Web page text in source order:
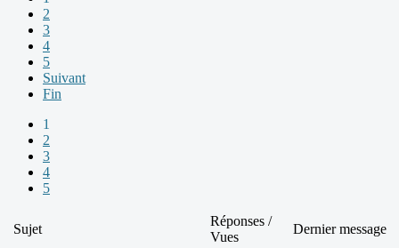
2
3
4
5
Suivant
Fin
1
2
3
4
5
Sujet
Réponses /
Vues
Dernier message